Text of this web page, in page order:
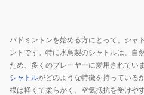
ト
ン
3in1
バドミントンを始める方にとって、シャ
ントです。特に水鳥製のシャトルは、自
ため、多くのプレーヤーに愛用されてい
シャトルがどのような特徴を持っている
根は軽くて柔らかく、空気抵抗を受けや